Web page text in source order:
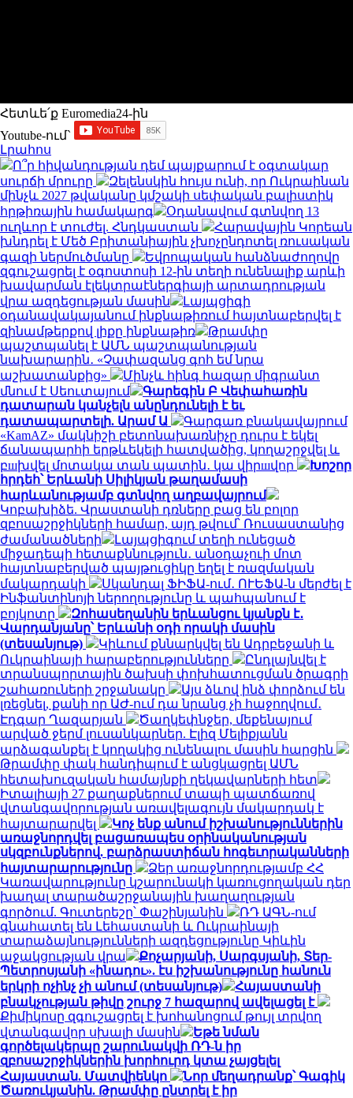
Հետևե՛ք Euromedia24-ին
Youtube-ում`
Լրահոս
Ո՞ր հիվանդության դեմ պայքարում է օգտակար
սուրճի մրուրը
Զելենսկին հույս ունի, որ Ուկրաինան
մինչև 2027 թվականը կմշակի սեփական բալիստիկ
հրթիռային համակարգ
Օդանավում գտնվող 13
ուղևոր է տուժել. Հնդկաստան
Հարավային Կորեան
խնդրել է Մեծ Բրիտանիային չխոչընդոտել ռուսական
գազի ներմուծմանը
Եվրոպական հանձնաժողովը
զգուշացրել է օգոստոսի 12-ին տեղի ունենալիք արևի
խավարման էլեկտրաէներգիայի արտադրության
վրա ազդեցության մասին
Լայպցիգի
օդանավակայանում ինքնաթիռում հայտնաբերվել է
զինամթերքով լիքը ինքնաթիռ
Թրամփը
պաշտպանել է ԱՄՆ պաշտպանության
նախարարին․ «Չափազանց գոհ եմ նրա
աշխատանքից»
Մինչև հինգ հազար միգրանտ
մնում է Սեուտայում
Գարեգին Բ Վեփահառին
դատարան կանչելն անընդունելի է եւ
դատապարտելի. Արամ Ա
Գարգառ բնակավայրում
«KamAZ» մակնիշի բետոնախառնիչը դուրս է եկել
ճանապարհի երթևեկելի հատվածից, կողաշրջվել և
բшխվել մոտակա տան պատին․ կա վիրшվոր
Խոշոր
հրդեհ՝ Երևանի Սիլիկյան թաղամասի
հարևանությամբ գտնվող աղբավայրում
Կոբախիձե. Վրաստանի դռները բաց են բոլոր
զբոսաշրջիկների համար, այդ թվում՝ Ռուսաստանից
ժամանածների
Լայպցիգում տեղի ունեցած
միջադեպի հետաքննություն․ անօդաչուի մոտ
հայտնաբերված պայթուցիկը եղել է ռազմական
մակարդակի
Սկանդալ ՖԻՖԱ-ում․ ՈՒԵՖԱ-ն մերժել է
Ինֆանտինոյի ներողությունը և պահպանում է
բոյկոտը
Զոհասեղանին երևանցու կյանքն է․
Վարդանյանը՝ Երևանի օդի որակի մասին
(տեսանյութ)
Կիևում քննարկվել են Ադրբեջանի և
Ուկրաինայի հարաբերությունները
Ընդլայնվել է
տրանսպորտային ծախսի փոխհատուցման ծրագրի
շահառուների շրջանակը
Այս ձևով ինձ փորձում են
լռեցնել, քանի որ ԱԺ-ում դա նրանց չի հաջողվում․
Էդգար Ղազարյան
Ծաղկեփնջեր, մեքենայում
արված ջերմ լուսանկարներ. Էլիզ Մելիքյանն
արձագանքել է կողակից ունենալու մասին հարցին
Թրամփը փակ հանդիպում է անցկացրել ԱՄՆ
հետախուզական համայնքի ղեկավարների հետ
Իտալիայի 27 քաղաքներում տապի պատճառով
վտանգավորության առավելագույն մակարդակ է
հայտարարվել
Կոչ ենք անում իշխանություններին
առաջնորդվել բացառապես օրինականության
սկզբունքներով. բարձրաստիճան հոգեւորականների
հայտարարությունը
Ձեր առաջնորդությամբ ՀՀ
Կառավարությունը կշարունակի կառուցողական դեր
խաղալ տարածաշրջանային խաղաղության
գործում. Գուտերեշը՝ Փաշինյանին
ՌԴ ԱԳՆ-ում
գնահատել են Լեհաստանի և Ուկրաինայի
տարաձայնությունների ազդեցությունը Կիևին
աջակցության վրա
Քոչարյանի, Սարգսյանի, Տեր-
Պետրոսյանի «ինադու». էս իշխանությունը հանուն
երկրի ոչինչ չի անում (տեսանյութ)
Հայաստանի
բնակչության թիվը շուրջ 7 հազարով ավելացել է
Քիմիկոսը զգուշացրել է խոհանոցում թույլ տրվող
վտանգավոր սխալի մասին
Եթե նման
գործելակերպը շարունակվի ՌԴ-ն իր
զբոսաշրջիկներին խորհուրդ կտա չայցելել
Հայաստան. Մատվիենկո
Նոր մեղադրանք՝ Գագիկ
Ծառուկյանին. Թրամփը ընտրել է իր